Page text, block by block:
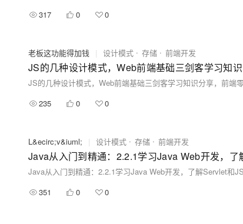
317
0 0
老板这功能得加钱 | 设计模式 存储 前端开发
JS的几种设计模式，Web前端基础三剑客学习知
JS的几种设计模式，Web前端基础三剑客学习知识分享，前端
235
0 0
L&ecirc;v&iuml; | 设计模式 存储 前端开发
Java从入门到精通：2.2.1学习Java Web开发，
Java从入门到精通：2.2.1学习Java Web开发，了解Servlet和
351
0 0